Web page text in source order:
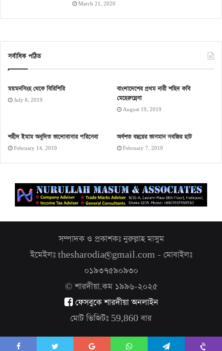
March 21, 2020
সর্বাধিক পঠিত
ময়মনসিংহ থেকে বিরিশিরি
July 8, 2019
বাংলাদেশের প্রথম নারী শহিদ কবি
মেহেরুন্নেসা
August 19, 2019
শহীদ ইমাম অনূদিত ভালোবাসার পরিসেবা
February 14, 2019
অর্ধশত বছরের ভাসমান সবজির হাট
February 7, 2019
সম্পাদক ও প্রকাশকঃ নুরুল্লাহ মাসুম
ইমেইলঃ thesharodia@gmail.com - মোবাইলঃ
০১৯৩৭৫৯০৯৩০
© শারদীয়া.কম ১৯৯৬-২০২৫
ফেসবুকে শারদীয়া অনলাইন
মোট ভিজিটঃ 59,860বার